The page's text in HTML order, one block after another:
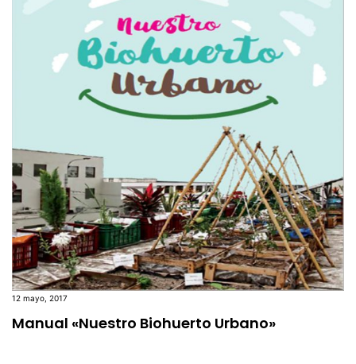
12 mayo, 2017
Manual «Nuestro Biohuerto Urbano»